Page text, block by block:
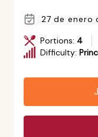
27 de enero
Portions: 4
Difficulty: